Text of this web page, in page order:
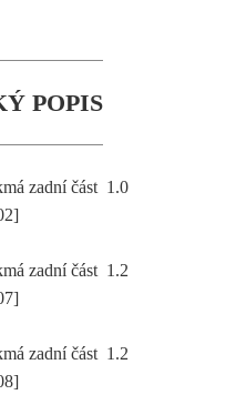
POPIS
zadní část 1.0
zadní část 1.2
zadní část 1.2